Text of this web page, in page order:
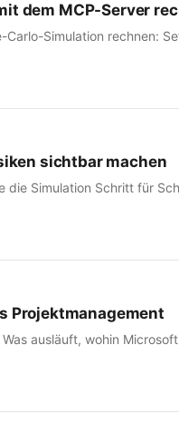
dem MCP-Server
Simulation rechnen:
sichtbar machen
die Simulation Schritt für
Projektmanagement
ausläuft, wohin